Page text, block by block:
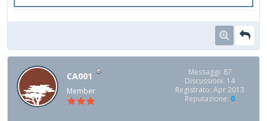
CA001
Member
Messaggi: 87
Discussioni: 14
Registrato: Apr 2013
Reputazione: 0